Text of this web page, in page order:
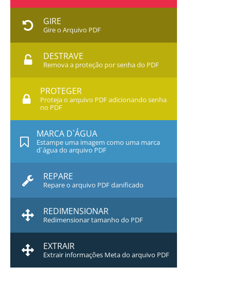
GIRE
Gire o Arquivo PDF
DESTRAVE
Remova a proteção por senha do PDF
PROTEGER
Proteja o arquivo PDF adicionando senha
no PDF
MARCA D`ÁGUA
Estampe uma imagem como uma marca
d`água do arquivo PDF
REPARE
Repare o arquivo PDF danificado
REDIMENSIONAR
Redimensionar tamanho do PDF
EXTRAIR
Extrair informações Meta do arquivo PDF